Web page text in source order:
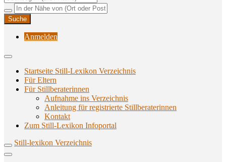
Still-lexikon Verzeichnis
Unterstützungsangebote rund ums Stillen
Anmelden
Startseite Still-Lexikon Verzeichnis
Für Eltern
Für Stillberaterinnen
Aufnahme ins Verzeichnis
Anlei­tung für regis­trier­te Stillberaterinnen
Kon­takt
Zum Still-Lexikon Infoportal
Still-lexikon Verzeichnis